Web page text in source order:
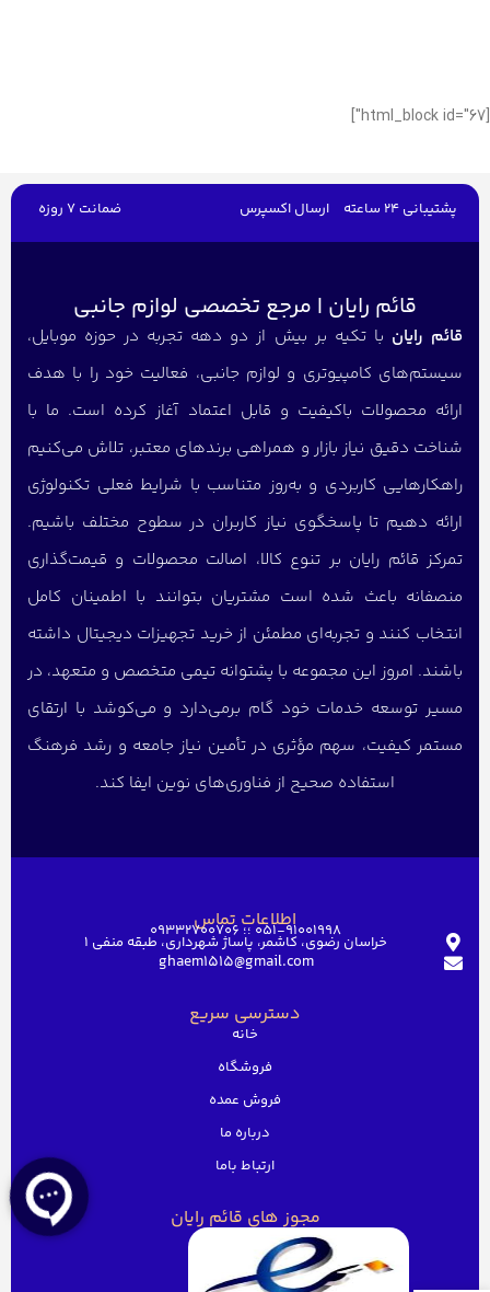
پشتیبانی 24 ساعته ارسال اکسپرس ضمانت 7 روزه
قائم رایان | مرجع تخصصی لوازم جانبی
قائم رایان با تکیه بر بیش از دو دهه تجربه در حوزه موبایل،
سیستم‌های کامپیوتری و لوازم جانبی، فعالیت خود را با هدف
ارائه محصولات باکیفیت و قابل اعتماد آغاز کرده است. ما با
شناخت دقیق نیاز بازار و همراهی برندهای معتبر، تلاش می‌کنیم
راهکارهایی کاربردی و به‌روز متناسب با شرایط فعلی تکنولوژی
ارائه دهیم تا پاسخگوی نیاز کاربران در سطوح مختلف باشیم.
تمرکز قائم رایان بر تنوع کالا، اصالت محصولات و قیمت‌گذاری
منصفانه باعث شده است مشتریان بتوانند با اطمینان کامل
انتخاب کنند و تجربه‌ای مطمئن از خرید تجهیزات دیجیتال داشته
باشند. امروز این مجموعه با پشتوانه تیمی متخصص و متعهد، در
مسیر توسعه خدمات خود گام برمی‌دارد و می‌کوشد با ارتقای
مستمر کیفیت، سهم مؤثری در تأمین نیاز جامعه و رشد فرهنگ
استفاده صحیح از فناوری‌های نوین ایفا کند.
اطلاعات تماس051-91001998 ؛؛ 09332700706
خراسان رضوی، کاشمر، پاساژ شهرداری، طبقه منفی ۱
ghaem1515@gmail.com
دسترسی سریع
خانه
فروشگاه
فروش عمده
درباره ما
ارتباط باما
مجوز های قائم رایان